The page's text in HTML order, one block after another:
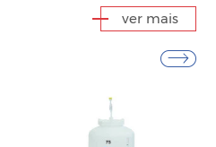
ver mais